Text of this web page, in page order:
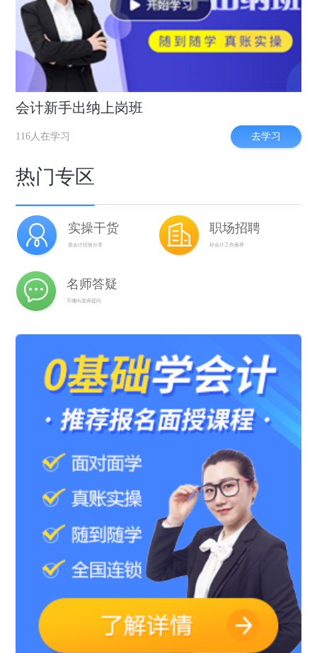
会计新手出纳上岗班
116人在学习 去学习
热门专区
实操干货
老会计经验分享
职场招聘
好会计工作推荐
名师答疑
不懂向老师提问